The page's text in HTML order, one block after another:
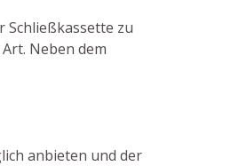
Schließkassette zu
Neben dem
anbieten und der